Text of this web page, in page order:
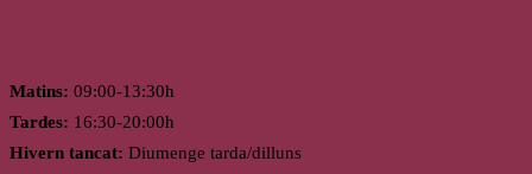
Matins: 09:00-13:30h
Tardes: 16:30-20:00h
Hivern tancat: Diumenge tarda/dilluns